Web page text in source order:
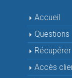
Accueil
Questions
Accès